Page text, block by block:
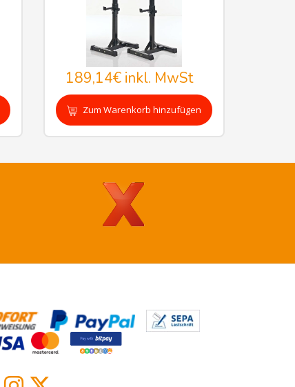
189,14€ inkl. MwSt
Zum Warenkorb hinzufügen